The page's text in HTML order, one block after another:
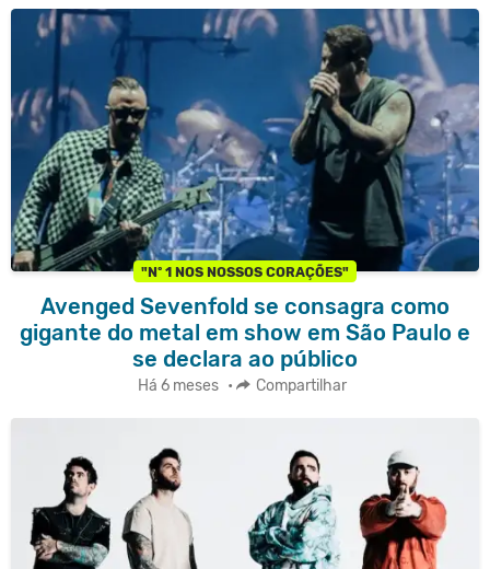
"Nº 1 NOS NOSSOS CORAÇÕES"
Avenged Sevenfold se consagra como
gigante do metal em show em São Paulo e
se declara ao público
Há 6 meses • Compartilhar